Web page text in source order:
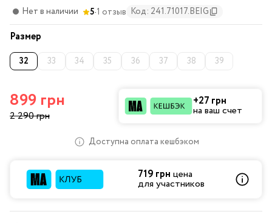
Нет в наличии 5·1 отзыв Код: 241.71017.BEIG
Размер
32 33 34 35 36 37 38 39
899 грн
2 290 грн
+27 грн
на ваш счет
Доступна оплата кешбэком
719 грн цена
для участников